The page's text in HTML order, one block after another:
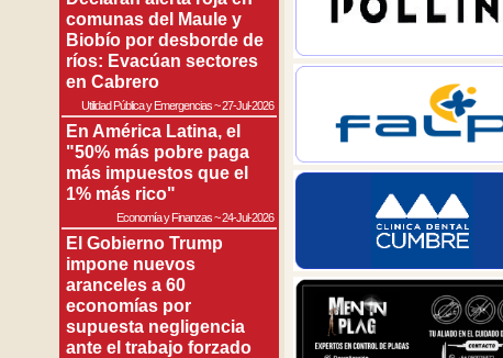
comunas del Maule y
Biobío por desborde de
ríos: Evacúan sectores
en Cabrero
Utilidad Pública y Emergencias~27-Jul-2026
En América Latina, el
"50% más pobre paga
más impuestos que el
1% más rico"
Economía y Finanzas~24-Jul-2026
El Gobierno Trump
impone nuevos
aranceles a 60
economías por
supuesta negligencia
ante el trabajo forzado